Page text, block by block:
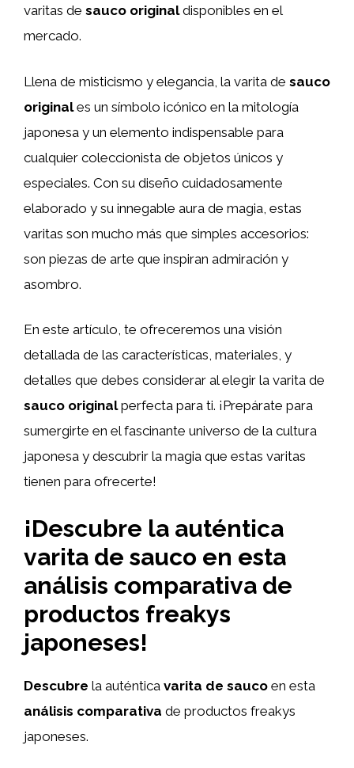
varitas de sauco originaldisponibles en el
mercado.
Llena de misticismo y elegancia, la varita de sauco
originales un símbolo icónico en la mitología
japonesa y un elemento indispensable para
cualquier coleccionista de objetos únicos y
especiales. Con su diseño cuidadosamente
elaborado y su innegable aura de magia, estas
varitas son mucho más que simples accesorios:
son piezas de arte que inspiran admiración y
asombro.
En este artículo, te ofreceremos una visión
detallada de las características, materiales, y
detalles que debes considerar al elegir la varita de
sauco originalperfecta para ti. ¡Prepárate para
sumergirte en el fascinante universo de la cultura
japonesa y descubrir la magia que estas varitas
tienen para ofrecerte!
¡Descubre la auténtica
varita de sauco en esta
análisis comparativa de
productos freakys
japoneses!
Descubre la auténtica varita de sauco en esta
análisis comparativa de productos freakys
japoneses.